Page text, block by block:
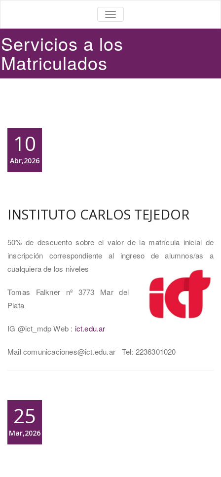
ALTERNAR
LA
NAVEGACIÓN
Servicios a los
Matriculados
10
Abr,2026
INSTITUTO CARLOS TEJEDOR
50% de descuento sobre el valor de la matrícula inicial de
inscripción correspondiente al ingreso de alumnos/as a
cualquiera de los niveles
Tomas Falkner nº 3773 Mar del
Plata
IG @ict_mdp Web : ict.edu.ar
Mail comunicaciones@ict.edu.ar Tel: 2236301020
25
Mar,2026